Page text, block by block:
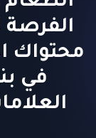
الفرصة
محتواك
في